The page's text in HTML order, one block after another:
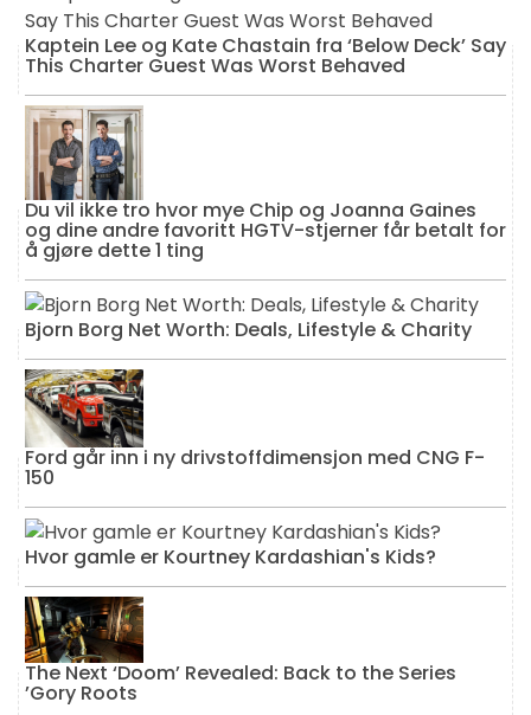
Kaptein Lee og Kate Chastain fra ‘Below Deck’ Say
This Charter Guest Was Worst Behaved
Du vil ikke tro hvor mye Chip og Joanna Gaines
og dine andre favoritt HGTV-stjerner får betalt for
å gjøre dette 1 ting
Bjorn Borg Net Worth: Deals, Lifestyle & Charity
Ford går inn i ny drivstoffdimensjon med CNG F-
150
Hvor gamle er Kourtney Kardashian's Kids?
The Next ‘Doom’ Revealed: Back to the Series
’Gory Roots